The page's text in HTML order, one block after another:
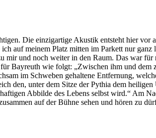
Die ein­zig­ar­ti­ge Akus­tik ent­steht hier
auf mei­nem Platz mit­ten im Par­kett nur
und noch wei­ter in den Raum. Das war
Bay­reuth wie folgt: „Zwi­schen ihm und
im Schwe­ben ge­hal­te­ne Ent­fer­nung,
den, un­ter dem Sit­ze der Py­thia dem
Ab­bil­de des Le­bens selbst wird.“ Am
auf der Büh­ne se­hen und hö­ren zu